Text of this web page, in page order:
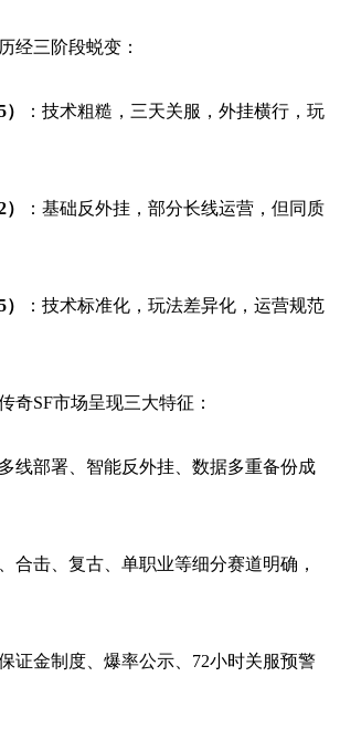
经三阶段蜕变：
：技术粗糙，三天关服，外挂横行，玩
：基础反外挂，部分长线运营，但同质
：技术标准化，玩法差异化，运营规范
奇SF市场呈现三大特征：
线部署、智能反外挂、数据多重备份成
合击、复古、单职业等细分赛道明确，
证金制度、爆率公示、72小时关服预警